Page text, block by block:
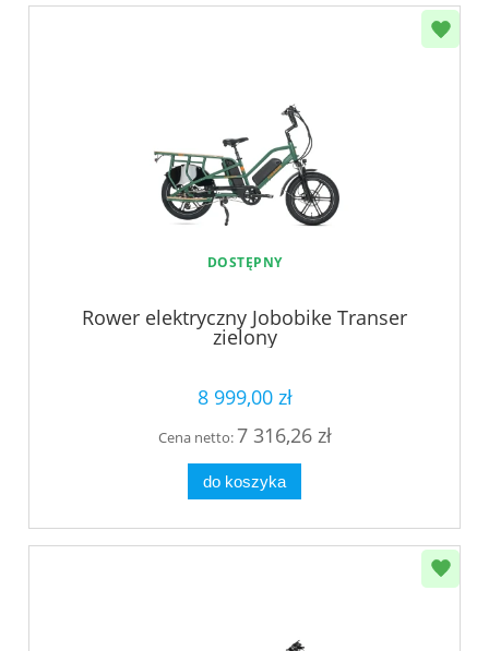
DOSTĘPNY
Rower elektryczny Jobobike Transer
zielony
8 999,00 zł
Cena netto:7 316,26 zł
do koszyka